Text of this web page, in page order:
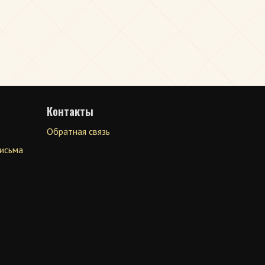
Контакты
Обратная связь